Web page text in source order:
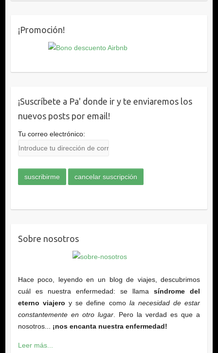
¡Promoción!
¡Suscríbete a Pa' donde ir y te enviaremos los
nuevos posts por email!
Tu correo electrónico:
Sobre nosotros
Hace poco, leyendo en un blog de viajes, descubrimos
cuál es nuestra enfermedad: se llamasíndrome del
eterno viajero y se define como la necesidad de estar
constantemente en otro lugar. Pero la verdad es que a
nosotros... ¡nos encanta nuestra enfermedad!
Leer más...